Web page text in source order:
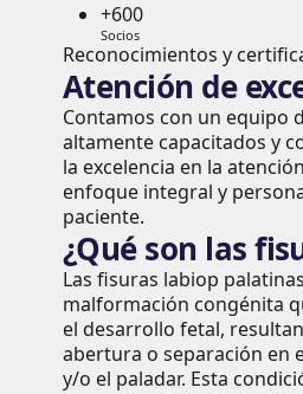
+600
Socios
Reconocimientos y
Atención de
Contamos con un equipo
altamente capacitados y
la excelencia en la
enfoque integral y
paciente.
¿Qué son las
Las fisuras labiop
malformación congénita
el desarrollo fetal,
abertura o separación en
y/o el paladar. Esta